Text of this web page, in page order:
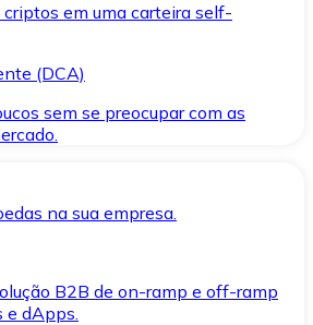
em uma carteira self-
(DCA)
sem se preocupar com as
na sua empresa.
B2B de on-ramp e off-ramp
e dApps.